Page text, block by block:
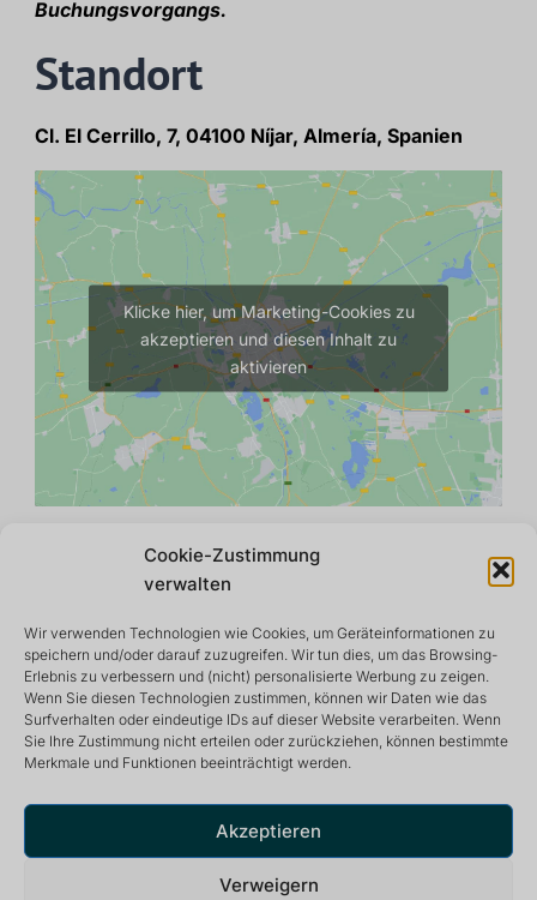
Cookie-Zustimmung
verwalten
Wir verwenden Technologien wie Cookies, um Geräteinformationen zu
speichern und/oder darauf zuzugreifen. Wir tun dies, um das Browsing-
Erlebnis zu verbessern und (nicht) personalisierte Werbung zu zeigen.
Wenn Sie diesen Technologien zustimmen, können wir Daten wie das
Surfverhalten oder eindeutige IDs auf dieser Website verarbeiten. Wenn
Sie Ihre Zustimmung nicht erteilen oder zurückziehen, können bestimmte
Merkmale und Funktionen beeinträchtigt werden.
Akzeptieren
Verweigern
Buchungsvorgangs.
Standort
Cl. El Cerrillo, 7, 04100 Níjar, Almería, Spanien
Klicke hier, um Marketing-Cookies zu
akzeptieren und diesen Inhalt zu
aktivieren
Rückzugs- und Meditationszentrum, das eine friedliche